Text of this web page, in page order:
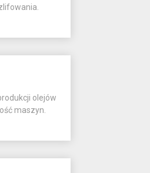
olejów
maszyn.